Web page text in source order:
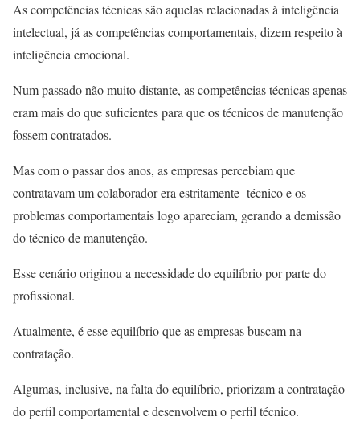
As competências técnicas são aquelas relacionadas à inteligência
intelectual, já as competências comportamentais, dizem respeito à
inteligência emocional.
Num passado não muito distante, as competências técnicas apenas
eram mais do que suficientes para que os técnicos de manutenção
fossem contratados.
Mas com o passar dos anos, as empresas percebiam que
contratavam um colaborador era estritamente técnico e os
problemas comportamentais logo apareciam, gerando a demissão
do técnico de manutenção.
Esse cenário originou a necessidade do equilíbrio por parte do
profissional.
Atualmente, é esse equilíbrio que as empresas buscam na
contratação.
Algumas, inclusive, na falta do equilíbrio, priorizam a contratação
do perfil comportamental e desenvolvem o perfil técnico.